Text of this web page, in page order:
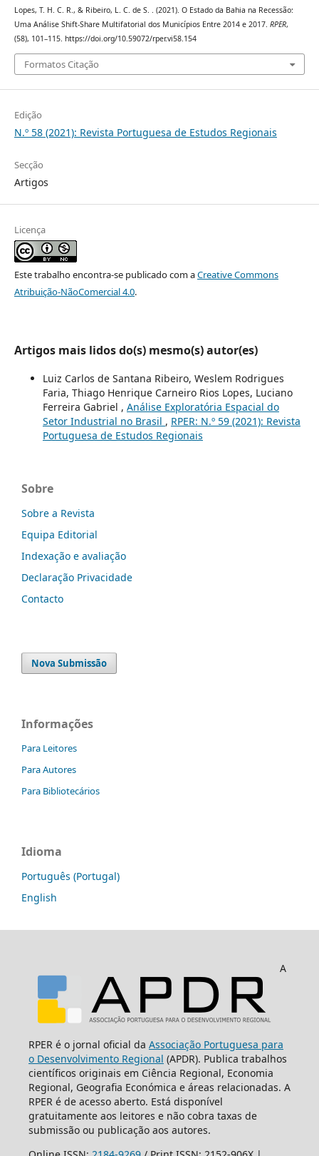
Lopes, T. H. C. R., & Ribeiro, L. C. de S. . (2021). O Estado da Bahia na Recessão:
Uma Análise Shift-Share Multifatorial dos Municípios Entre 2014 e 2017. RPER,
(58), 101–115. https://doi.org/10.59072/rper.vi58.154
Formatos Citação
Edição
N.º 58 (2021): Revista Portuguesa de Estudos Regionais
Secção
Artigos
Licença
Este trabalho encontra-se publicado com aCreative Commons
Atribuição-NãoComercial 4.0.
Artigos mais lidos do(s) mesmo(s) autor(es)
Luiz Carlos de Santana Ribeiro, Weslem Rodrigues
Faria, Thiago Henrique Carneiro Rios Lopes, Luciano
Ferreira Gabriel , Análise Exploratória Espacial do
Setor Industrial no Brasil , RPER: N.º 59 (2021): Revista
Portuguesa de Estudos Regionais
Sobre
Sobre a Revista
Equipa Editorial
Indexação e avaliação
Declaração Privacidade
Contacto
Nova Submissão
Informações
Para Leitores
Para Autores
Para Bibliotecários
Idioma
Português (Portugal)
English
A
RPER é o jornal oficial da Associação Portuguesa para
o Desenvolvimento Regional (APDR). Publica trabalhos
científicos originais em Ciência Regional, Economia
Regional, Geografia Económica e áreas relacionadas. A
RPER é de acesso aberto. Está disponível
gratuitamente aos leitores e não cobra taxas de
submissão ou publicação aos autores.